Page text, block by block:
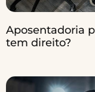
Aposentadoria
tem direito?